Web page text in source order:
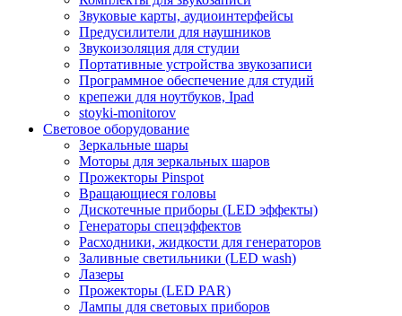
Звуковые карты, аудиоинтерфейсы
Предусилители для наушников
Звукоизоляция для студии
Портативные устройства звукозаписи
Программное обеспечение для студий
крепежи для ноутбуков, Ipad
stoyki-monitorov
Световое оборудование
Зеркальные шары
Моторы для зеркальных шаров
Прожекторы Pinspot
Вращающиеся головы
Дискотечные приборы (LED эффекты)
Генераторы спецэффектов
Расходники, жидкости для генераторов
Заливные светильники (LED wash)
Лазеры
Прожекторы (LED PAR)
Лампы для световых приборов